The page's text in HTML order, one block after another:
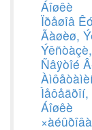
Áîøêè
Ïðåøîâ
Ãàøèø,
Ñâÿòîé
Ìåôåäðîí,
Áîøêè